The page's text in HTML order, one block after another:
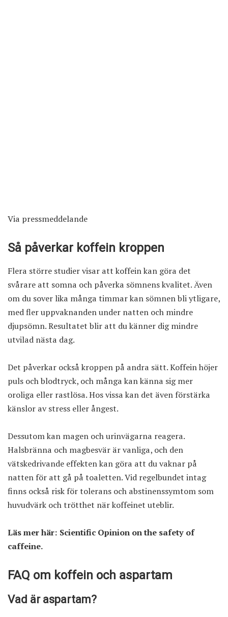
Via pressmeddelande
Så påverkar koffein kroppen
Flera större studier visar att koffein kan göra det
svårare att somna och påverka sömnens kvalitet. Även
om du sover lika många timmar kan sömnen bli ytligare,
med fler uppvaknanden under natten och mindre
djupsömn. Resultatet blir att du känner dig mindre
utvilad nästa dag.
Det påverkar också kroppen på andra sätt. Koffein höjer
puls och blodtryck, och många kan känna sig mer
oroliga eller rastlösa. Hos vissa kan det även förstärka
känslor av stress eller ångest.
Dessutom kan magen och urinvägarna reagera.
Halsbränna och magbesvär är vanliga, och den
vätskedrivande effekten kan göra att du vaknar på
natten för att gå på toaletten. Vid regelbundet intag
finns också risk för tolerans och abstinenssymtom som
huvudvärk och trötthet när koffeinet uteblir.
Läs mer här: Scientific Opinion on the safety of
caffeine.
FAQ om koffein och aspartam
Vad är aspartam?